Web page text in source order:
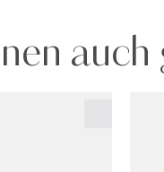
auch